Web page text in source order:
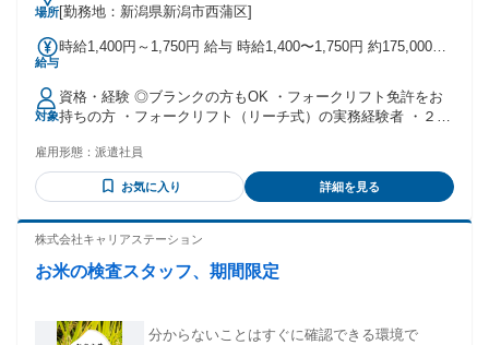
場所で約５分
[勤務地：新潟県新潟市西蒲区]
給与
時給1,400円～1,750円 給与 時給1,400〜1,750円 約175,000円
対象
資格・経験 ◎ブランクの方もOK ・フォークリフト免許をお
持ちの方 ・フォークリフト（リーチ式）の実務経験者 ・２０
雇用形態： 派遣社員
お気に入り 詳細を見る
株式会社キャリアステーション
お米の検査スタッフ、期間限定
分からないことはすぐに確認できる環境で